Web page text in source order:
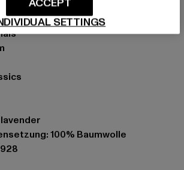
Casual, Basic
100% Baumwolle
SETTINGS